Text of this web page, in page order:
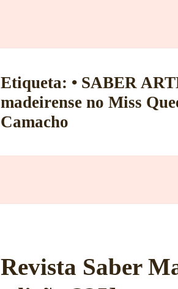
Etiqueta: • SABER
madeirense no Miss
Camacho
Revista Saber